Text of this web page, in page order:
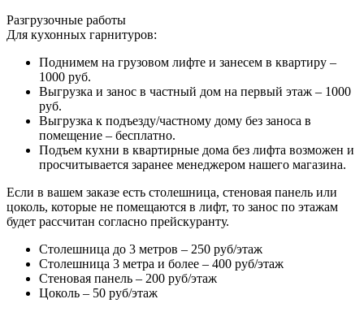
Разгрузочные работы
Для кухонных гарнитуров:
Поднимем на грузовом лифте и занесем в квартиру –
1000 руб.
Выгрузка и занос в частный дом на первый этаж – 1000
руб.
Выгрузка к подъезду/частному дому без заноса в
помещение – бесплатно.
Подъем кухни в квартирные дома без лифта возможен и
просчитывается заранее менеджером нашего магазина.
Если в вашем заказе есть столешница, стеновая панель или
цоколь, которые не помещаются в лифт, то занос по этажам
будет рассчитан согласно прейскуранту.
Столешница до 3 метров – 250 руб/этаж
Столешница 3 метра и более – 400 руб/этаж
Стеновая панель – 200 руб/этаж
Цоколь – 50 руб/этаж